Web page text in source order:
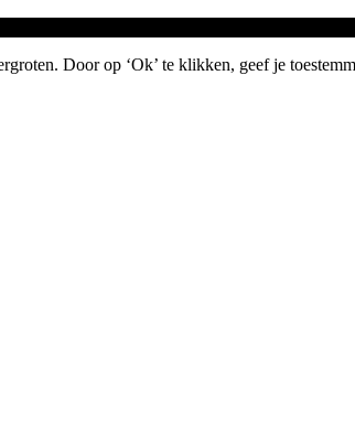
Door op ‘Ok’ te klikken, geef je